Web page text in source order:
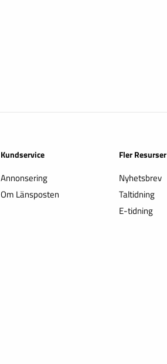
Kundservice
Annonsering
Om Länsposten
Fler Resurser
Nyhetsbrev
Taltidning
E-tidning